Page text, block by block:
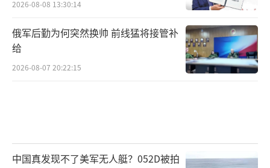
2026-08-08 13:30:14
俄军后勤为何突然换帅 前线猛将接管补
给
2026-08-07 20:22:15
中国真发现不了美军无人艇？052D被拍